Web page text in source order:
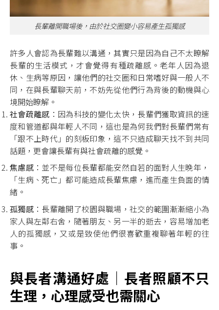
長輩離開職場後，由於社交圈變小容易產生孤獨感
許多人會認為長輩難以溝通，其實只是因為自己不太瞭解
長輩的生活模式，才會覺得有種疏離感。老年人因為退
休、生病等原因，讓他們的社交圈和日常嗜好與一般人不
同，在與長輩聊天前，不妨先從他們行為背後的動機與心
境開始瞭解。
社會疏離感 ：因為科技的變化太快，長輩們獲取資訊的速
度和管道都與年輕人不同，這也是為何我們對長輩們常有
「跟不上時代」的刻板印象，這不只造成聊天找不到共同
話題，更會讓長輩有與社會疏離的感覺。
焦慮感 ：並不是每位長輩都能安然自若的面對人生晚年，
「生病、死亡」都可能造成長輩焦慮，進而產生負面的情
緒。
孤獨感 ：長輩離開了校園與職場，社交的範圍漸漸縮小為
家人與左鄰右舍，隨著朋友、另一半的逝去，容易增加老
人的孤獨感，又或是致使他們很喜歡重複聊著年輕的往
事。
與長者溝通好處｜長者照顧不只
生理，心理感受也需關心